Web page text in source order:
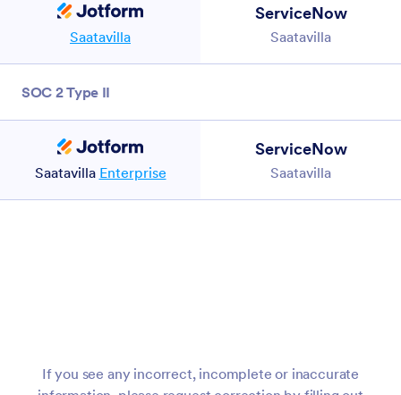
Saatavilla
ServiceNow
Saatavilla
SOC 2 Type II
Saatavilla Enterprise
ServiceNow
Saatavilla
If you see any incorrect, incomplete or inaccurate